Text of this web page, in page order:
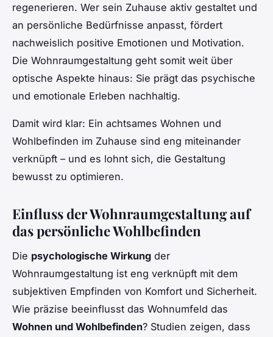
regenerieren. Wer sein Zuhause aktiv gestaltet und
an persönliche Bedürfnisse anpasst, fördert
nachweislich positive Emotionen und Motivation.
Die Wohnraumgestaltung geht somit weit über
optische Aspekte hinaus: Sie prägt das psychische
und emotionale Erleben nachhaltig.
Damit wird klar: Ein achtsames Wohnen und
Wohlbefinden im Zuhause sind eng miteinander
verknüpft – und es lohnt sich, die Gestaltung
bewusst zu optimieren.
Einfluss der Wohnraumgestaltung auf
das persönliche Wohlbefinden
Die psychologische Wirkung der
Wohnraumgestaltung ist eng verknüpft mit dem
subjektiven Empfinden von Komfort und Sicherheit.
Wie präzise beeinflusst das Wohnumfeld das
Wohnen und Wohlbefinden? Studien zeigen, dass